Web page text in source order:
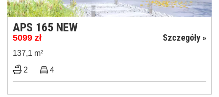
APS 165 NEW
5099 zł Szczegóły »
137,1 m2
2 4